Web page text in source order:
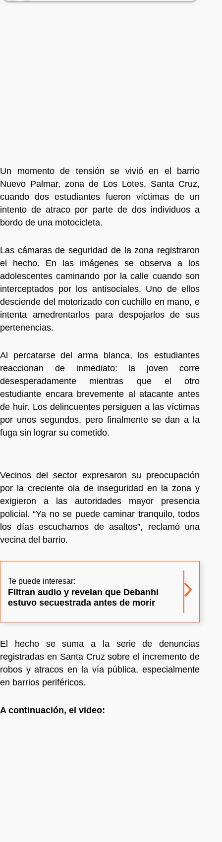
Un momento de tensión se vivió en el barrio
Nuevo Palmar, zona de Los Lotes, Santa Cruz,
cuando dos estudiantes fueron víctimas de un
intento de atraco por parte de dos individuos a
bordo de una motocicleta.
Las cámaras de seguridad de la zona registraron
el hecho. En las imágenes se observa a los
adolescentes caminando por la calle cuando son
interceptados por los antisociales. Uno de ellos
desciende del motorizado con cuchillo en mano, e
intenta amedrentarlos para despojarlos de sus
pertenencias.
Al percatarse del arma blanca, los estudiantes
reaccionan de inmediato: la joven corre
desesperadamente mientras que el otro
estudiante encara brevemente al atacante antes
de huir. Los delincuentes persiguen a las víctimas
por unos segundos, pero finalmente se dan a la
fuga sin lograr su cometido.
Vecinos del sector expresaron su preocupación
por la creciente ola de inseguridad en la zona y
exigieron a las autoridades mayor presencia
policial. “Ya no se puede caminar tranquilo, todos
los días escuchamos de asaltos”, reclamó una
vecina del barrio.
Te puede interesar:
Filtran audio y revelan que Debanhi
estuvo secuestrada antes de morir
El hecho se suma a la serie de denuncias
registradas en Santa Cruz sobre el incremento de
robos y atracos en la vía pública, especialmente
en barrios periféricos.
A continuación, el video: